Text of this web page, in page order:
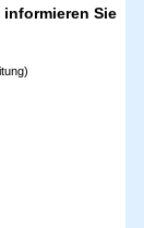
Sie